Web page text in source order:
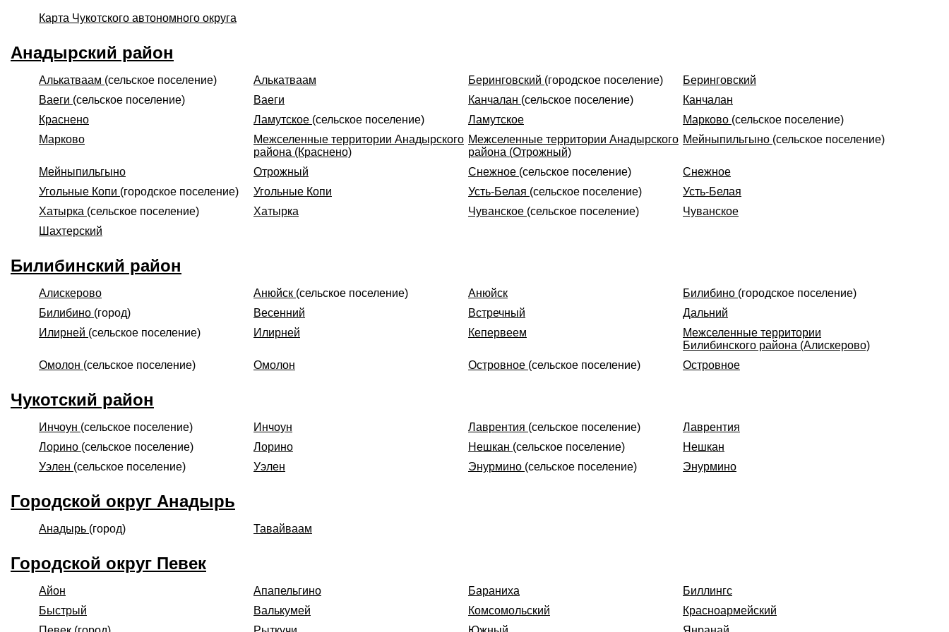
Карта Чукотского автономного округа
Анадырский район
Алькатваам (сельское поселение) Алькатваам Беринговский (городское поселение)
Беринговский
Ваеги (сельское поселение) Ваеги Канчалан (сельское поселение)
Канчалан
Краснено
Ламутское (сельское поселение) Ламутское Марково (сельское поселение)
Марково
Межселенные территории Анадырского
района (Краснено)
Межселенные территории Анадырского
района (Отрожный)
Мейныпильгыно (сельское поселение)
Мейныпильгыно Отрожный Снежное (сельское поселение)
Снежное
Угольные Копи (городское поселение) Угольные Копи Усть-Белая (сельское поселение)
Усть-Белая
Хатырка (сельское поселение) Хатырка Чуванское (сельское поселение)
Чуванское
Шахтерский
Билибинский район
Алискерово Анюйск (сельское поселение) Анюйск Билибино (городское поселение)
Билибино (город) Весенний Встречный
Дальний
Илирней (сельское поселение) Илирней Кепервеем
Межселенные территории
Билибинского района (Алискерово)
Омолон (сельское поселение) Омолон Островное (сельское поселение) Островное
Чукотский район
Инчоун (сельское поселение) Инчоун Лаврентия (сельское поселение)
Лаврентия
Лорино (сельское поселение) Лорино Нешкан (сельское поселение)
Нешкан
Уэлен (сельское поселение) Уэлен Энурмино (сельское поселение) Энурмино
Городской округ Анадырь
Анадырь (город) Тавайваам
Городской округ Певек
Айон Апапельгино Бараниха
Биллингс
Быстрый
Валькумей Комсомольский
Красноармейский